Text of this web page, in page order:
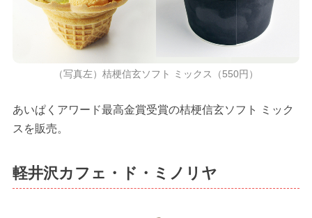
（写真左）桔梗信玄ソフト ミックス（550円）
あいぱくアワード最高金賞受賞の桔梗信玄ソフト ミック
スを販売。
軽井沢カフェ・ド・ミノリヤ